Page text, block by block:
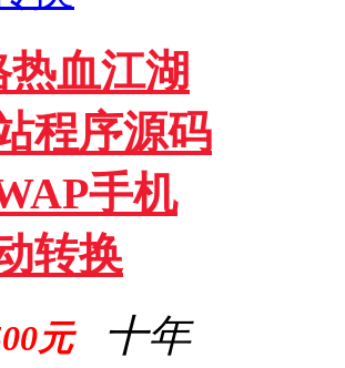
热血江湖
程序源码
手机
转换
元
十年